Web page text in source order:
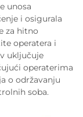
unosa
i osigurala
za hitno
operatera i
uključuje
operaterima
o održavanju
soba.